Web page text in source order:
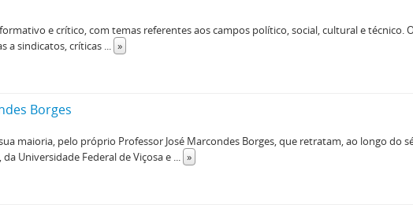
e crítico, com temas referentes aos campos político, social, cultural e técnico.
a sindicatos, críticas ... »
Borges
maioria, pelo próprio Professor José Marcondes Borges, que retratam, ao longo do
Universidade Federal de Viçosa e ... »